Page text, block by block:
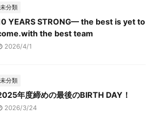
未分類
YEARS STRONG— the best is yet to
the best team
2026/4/1
未分類
年度締めの最後のBIRTH DAY！
2026/3/24